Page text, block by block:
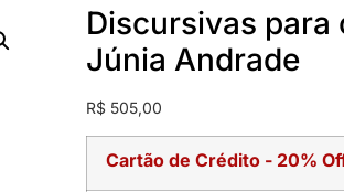
Discursivas para
Júnia Andrade
R$505,00
Cartão de Crédito - 20%